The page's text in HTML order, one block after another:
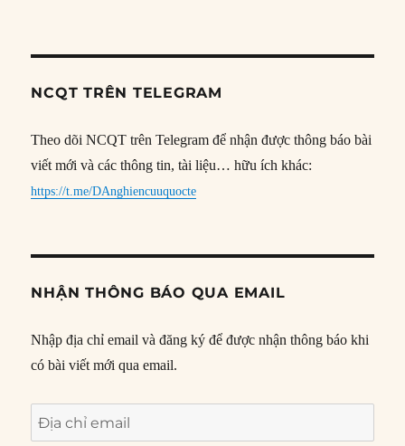
NCQT TRÊN TELEGRAM
Theo dõi NCQT trên Telegram để nhận được thông báo bài
viết mới và các thông tin, tài liệu… hữu ích khác:
https://t.me/DAnghiencuuquocte
NHẬN THÔNG BÁO QUA EMAIL
Nhập địa chỉ email và đăng ký để được nhận thông báo khi
có bài viết mới qua email.
Địa
chỉ